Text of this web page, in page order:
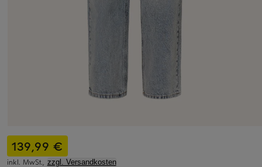
139,99 €
inkl. MwSt., zzgl. Versandkosten